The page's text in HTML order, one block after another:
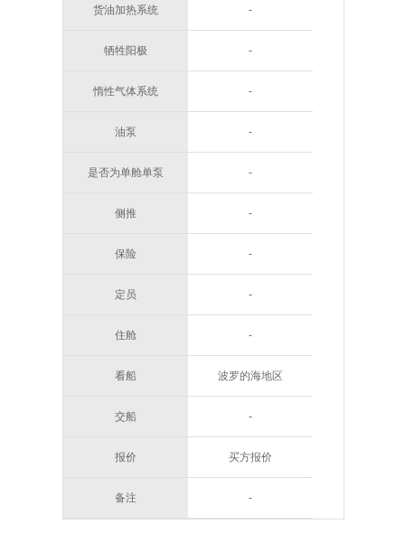
货油加热系统 -
牺牲阳极 -
惰性气体系统 -
油泵 -
是否为单舱单泵 -
侧推 -
保险 -
定员 -
住舱 -
看船 波罗的海地区
交船 -
报价 买方报价
备注 -